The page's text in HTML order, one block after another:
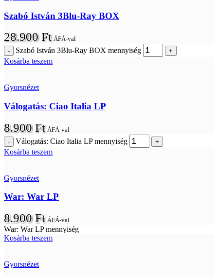
Szabó István 3Blu-Ray BOX
28.900Ft ÁFÁ-val
Szabó István 3Blu-Ray BOX mennyiség
Kosárba teszem
Gyorsnézet
Válogatás: Ciao Italia LP
8.900Ft ÁFÁ-val
Válogatás: Ciao Italia LP mennyiség
Kosárba teszem
Gyorsnézet
War: War LP
8.900Ft ÁFÁ-val
War: War LP mennyiség
Kosárba teszem
Gyorsnézet